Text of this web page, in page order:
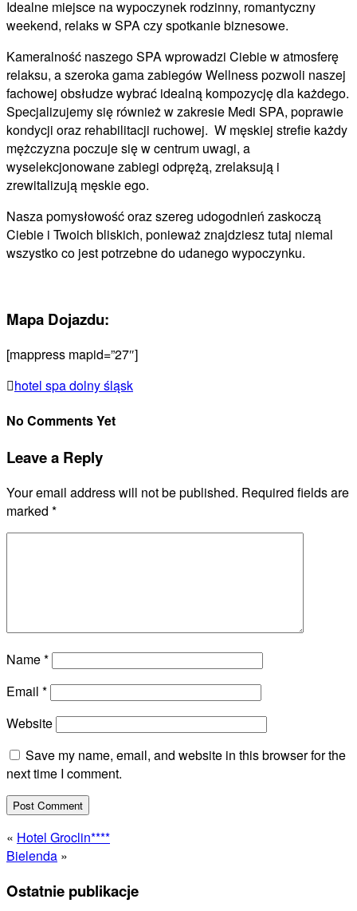
Idealne miejsce na wypoczynek rodzinny, romantyczny
weekend, relaks w SPA czy spotkanie biznesowe.
Kameralność naszego SPA wprowadzi Ciebie w atmosferę
relaksu, a szeroka gama zabiegów Wellness pozwoli naszej
fachowej obsłudze wybrać idealną kompozycję dla każdego.
Specjalizujemy się również w zakresie Medi SPA, poprawie
kondycji oraz rehabilitacji ruchowej. W męskiej strefie każdy
mężczyzna poczuje się w centrum uwagi, a
wyselekcjonowane zabiegi odprężą, zrelaksują i
zrewitalizują męskie ego.
Nasza pomysłowość oraz szereg udogodnień zaskoczą
Ciebie i Twoich bliskich, ponieważ znajdziesz tutaj niemal
wszystko co jest potrzebne do udanego wypoczynku.
Mapa Dojazdu:
[mappress mapid=”27″]
hotel spa dolny śląsk
No Comments Yet
Leave a Reply
Your email address will not be published. Required fields are
marked *
Name*
Email *
Website
Save my name, email, and website in this browser for the
next time I comment.
« Hotel Groclin****
Bielenda »
Ostatnie publikacje